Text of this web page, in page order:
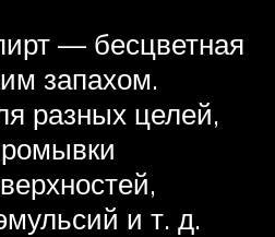
— бесцветная
запахом.
разных целей,
и т. д.